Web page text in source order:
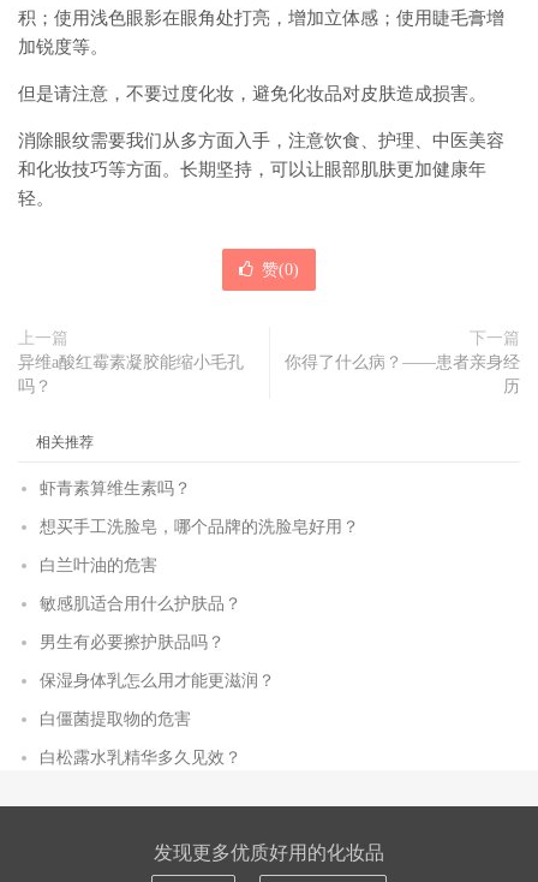
积；使用浅色眼影在眼角处打亮，增加立体感；使用睫毛膏增
加锐度等。
但是请注意，不要过度化妆，避免化妆品对皮肤造成损害。
消除眼纹需要我们从多方面入手，注意饮食、护理、中医美容
和化妆技巧等方面。长期坚持，可以让眼部肌肤更加健康年
轻。
赞(0)
上一篇
异维a酸红霉素凝胶能缩小毛孔
吗？
下一篇
你得了什么病？——患者亲身经
历
相关推荐
虾青素算维生素吗？
想买手工洗脸皂，哪个品牌的洗脸皂好用？
白兰叶油的危害
敏感肌适合用什么护肤品？
男生有必要擦护肤品吗？
保湿身体乳怎么用才能更滋润？
白僵菌提取物的危害
白松露水乳精华多久见效？
发现更多优质好用的化妆品